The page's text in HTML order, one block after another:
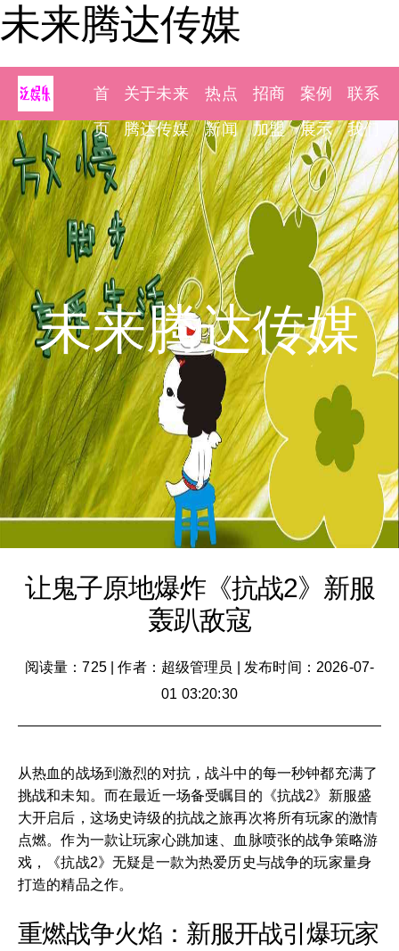
未来腾达传媒
首
页
关于未来
腾达传媒
热点
新闻
招商
加盟
案例
展示
联系
我们
未来腾达传媒
让鬼子原地爆炸《抗战2》新服
轰趴敌寇
阅读量：725|作者：超级管理员
发布时间：2026-07-
01 03:20:30
从热血的战场到激烈的对抗，战斗中的每一秒钟都充满了
挑战和未知。而在最近一场备受瞩目的《抗战2》新服盛
大开启后，这场史诗级的抗战之旅再次将所有玩家的激情
点燃。作为一款让玩家心跳加速、血脉喷张的战争策略游
戏，《抗战2》无疑是一款为热爱历史与战争的玩家量身
打造的精品之作。
重燃战争火焰：新服开战引爆玩家